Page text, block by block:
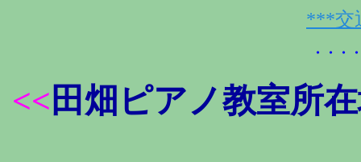
***交
・・・
<< 田畑ピアノ教室所